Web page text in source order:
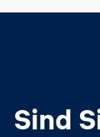
Sind